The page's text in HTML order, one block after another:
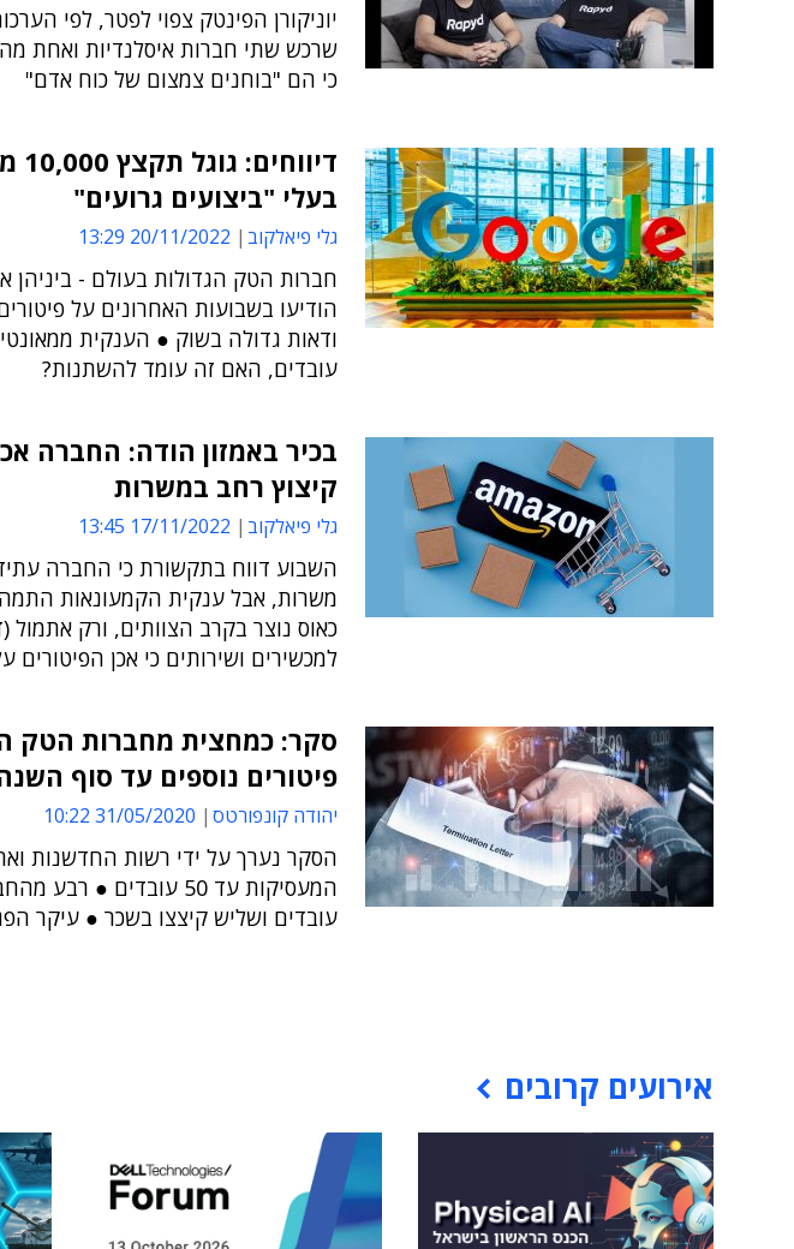
יוניקורן הפינטק צפוי לפטר, לפי
שרכש שתי חברות איסלנדיות ואחת
כי הם "בוחנים צמצום של כוח אדם"
בעלי "ביצועים גרועים"
גלי פיאלקוב 20/11/2022 13:29
חברות הטק הגדולות בעולם - ביניהן
הודיעו בשבועות האחרונים על
ודאות גדולה בשוק ● הענקית
עובדים, האם זה עומד להשתנות?
בכיר באמזון הודה: החברה
קיצוץ רחב במשרות
גלי פיאלקוב 17/11/2022 13:45
משרות, אבל ענקית הקמעונאות
כאוס נוצר בקרב הצוותים, ורק אתמול
למכשירים ושירותים כי אכן הפיטורים
סקר: כמחצית מחברות הטק
פיטורים נוספים עד סוף
יהודה קונפורטס 31/05/2020 10:22
המעסיקות עד 50 עובדים ●
עובדים ושליש קיצצו בשכר ● עיקר
אירועים קרובים